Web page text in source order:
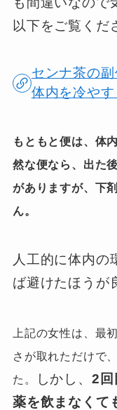
以下をご覧くだ
センナ茶の
体内を冷や
もともと便は、体
然な便なら、出た
がありますが、下
ん。
人工的に体内の
ば避けたほうが
上記の女性は、最
さが取れただけで
た。
しかし、 2回
薬を飲まなくて